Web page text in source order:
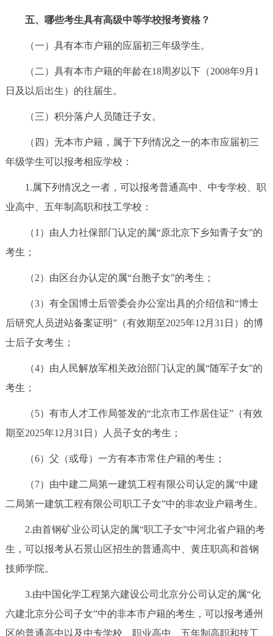
ESPAÑOL العربية PORTUGUÊS
五、哪些考生具有高级中等学校报考资格？
（一）具有本市户籍的应届初三年级学生。
（二）具有本市户籍的年龄在18周岁以下（2008年9月1
日及以后出生）的往届生。
（三）积分落户人员随迁子女。
（四）无本市户籍，属于下列情况之一的本市应届初三
年级学生可以报考相应学校：
1.属下列情况之一者，可以报考普通高中、中专学校、职
业高中、五年制高职和技工学校：
（1）由人力社保部门认定的属“原北京下乡知青子女”的
考生；
（2）由区台办认定的属“台胞子女”的考生；
（3）有全国博士后管委会办公室出具的介绍信和“博士
后研究人员进站备案证明”（有效期至2025年12月31日）的博
士后子女考生；
（4）由人民解放军相关政治部门认定的属“随军子女”的
考生；
（5）有市人才工作局签发的“北京市工作居住证”（有效
期至2025年12月31日）人员子女的考生；
（6）父（或母）一方有本市常住户籍的考生；
（7）由中建二局第一建筑工程有限公司认定的属“中建
二局第一建筑工程有限公司职工子女”中的非农业户籍考生。
2.由首钢矿业公司认定的属“职工子女”中河北省户籍的考
生，可以报考从石景山区招生的普通高中、黄庄职高和首钢
技师学院。
3.由中国化学工程第六建设公司北京分公司认定的属“化
六建北京分公司子女”中的非本市户籍的考生，可以报考通州
区的普通高中以及中专学校、职业高中、五年制高职和技工